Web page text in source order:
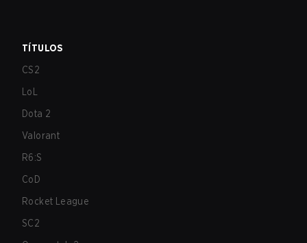
TÍTULOS
CS2
LoL
Dota 2
Valorant
R6:S
CoD
Rocket League
SC2